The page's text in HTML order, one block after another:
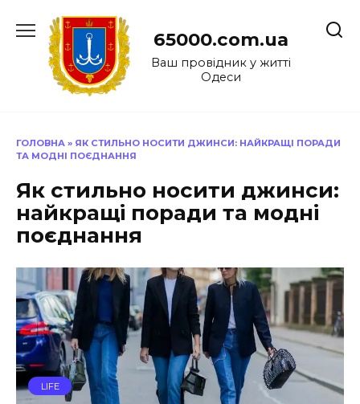
до
65000.com.ua
Ваш провідник у житті
Одеси
ГОЛОВНА » ЯК СТИЛЬНО НОСИТИ ДЖИНСИ: НАЙКРАЩІ ПОРАДИ
ТА МОДНІ ПОЄДНАННЯ
Як стильно носити джинси:
найкращі поради та модні
поєднання
LIFE